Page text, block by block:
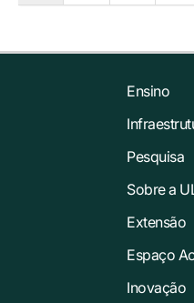
Ensino
Pesquisa
Sobre a
Extensão
Espaço
Inovação